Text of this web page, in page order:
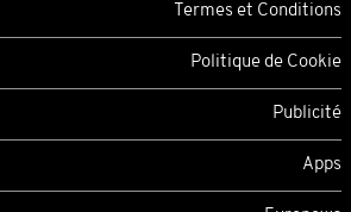
Termes et Conditions
Politique de Cookie
Publicité
Apps